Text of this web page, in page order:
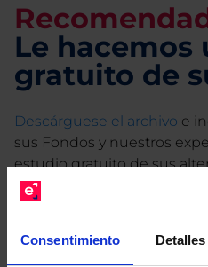
Consentimiento Detalles
Le hacemos
gratuito de
Descárguese el archivo e
sus Fondos y nuestros
estudio gratuito de sus
Limpias con las que podrá